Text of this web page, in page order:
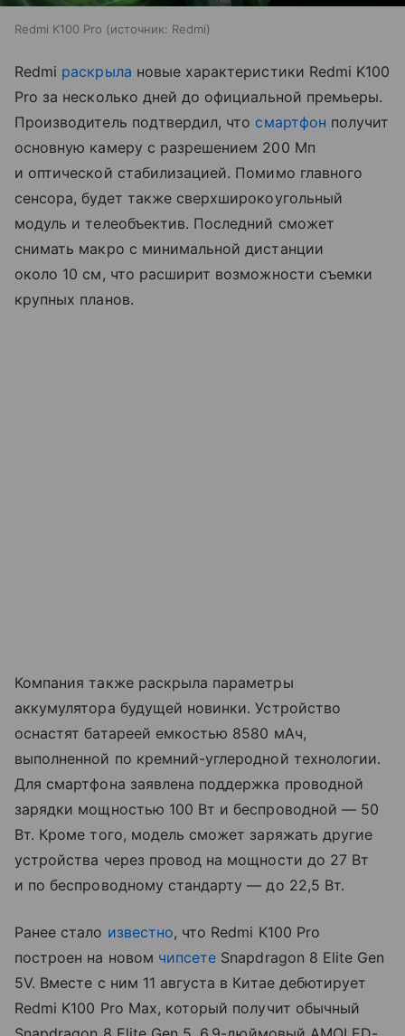
Redmi K100 Pro источник: Redmi
Redmi раскрыла новые характеристики Redmi K100
Pro за несколько дней до официальной премьеры.
Производитель подтвердил, что смартфон получит
основную камеру с разрешением 200 Мп
и оптической стабилизацией. Помимо главного
сенсора, будет также сверхширокоугольный
модуль и телеобъектив. Последний сможет
снимать макро с минимальной дистанции
около 10 см, что расширит возможности съемки
крупных планов.
Компания также раскрыла параметры
аккумулятора будущей новинки. Устройство
оснастят батареей емкостью 8580 мАч,
выполненной по кремний-углеродной технологии.
Для смартфона заявлена поддержка проводной
зарядки мощностью 100 Вт и беспроводной — 50
Вт. Кроме того, модель сможет заряжать другие
устройства через провод на мощности до 27 Вт
и по беспроводному стандарту — до 22,5 Вт.
Ранее стало известно, что Redmi K100 Pro
построен на новом чипсете Snapdragon 8 Elite Gen
5V. Вместе с ним 11 августа в Китае дебютирует
Redmi K100 Pro Max, который получит обычный